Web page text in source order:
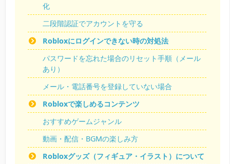
化
二段階認証でアカウントを守る
Robloxにログインできない時の対処法
パスワードを忘れた場合のリセット手順（メール
あり）
メール・電話番号を登録していない場合
Robloxで楽しめるコンテンツ
おすすめゲームジャンル
動画・配信・BGMの楽しみ方
Robloxグッズ（フィギュア・イラスト）について